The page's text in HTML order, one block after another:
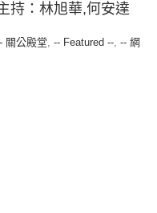
持：林旭華,何安達
關公殿堂, -- Featured --, -- 網